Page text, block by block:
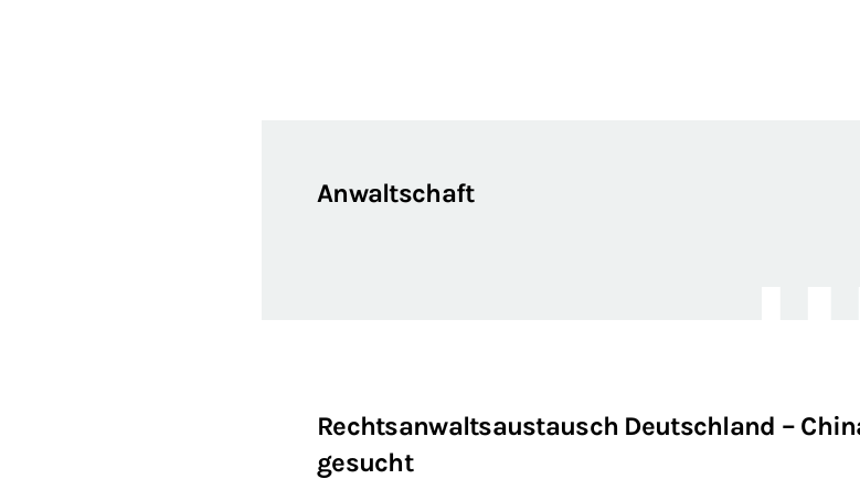
Anwaltschaft
Rechtsanwaltsaustausch Deutschland –
gesucht